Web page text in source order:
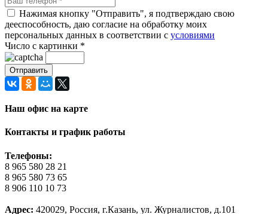
Нажимая кнопку "Отправить", я подтверждаю свою
дееспособность, даю согласие на обработку моих
персональных данных в соответствии с условиями
Число с картинки *
Наш офис на карте
Контакты и график работы
Телефоны:
8 965 580 28 21
8 965 580 73 65
8 906 110 10 73
Адрес: 420029, Россия, г.Казань, ул. Журналистов, д.101